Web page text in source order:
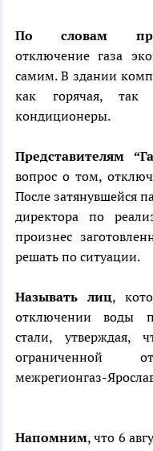
По словам
отключение газа
самим. В здании
как горячая,
кондиционеры.
Представителям
вопрос о том,
После затянувшейся
директора по
произнес
решать по ситуации.
Называть лиц,
отключении воды
стали, утверждая,
ограниченной
межрегионгаз-
Напомним, что 6